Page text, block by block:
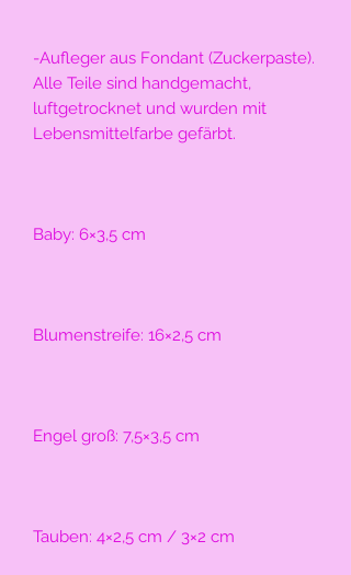
-Aufleger aus Fondant (Zuckerpaste).
Alle Teile sind handgemacht,
luftgetrocknet und wurden mit
Lebensmittelfarbe gefärbt.
Baby: 6×3,5 cm
Blumenstreife: 16×2,5 cm
Engel groß: 7,5×3,5 cm
Tauben: 4×2,5 cm / 3×2 cm